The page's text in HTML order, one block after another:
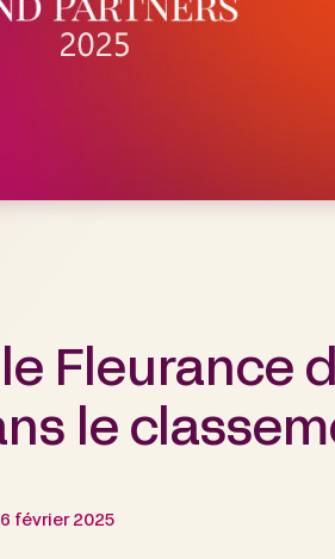
Fleurance
le
6 février 2025